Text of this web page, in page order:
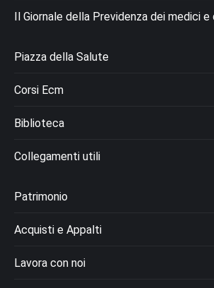
Il Giornale della Previdenza dei medici
Piazza della Salute
Corsi Ecm
Biblioteca
Collegamenti utili
Patrimonio
Acquisti e Appalti
Lavora con noi